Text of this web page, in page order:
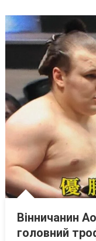
Вінничанин
головний